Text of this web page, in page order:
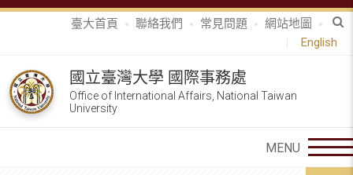
臺大首頁 聯絡我們 常見問題
網站地圖
English
國立臺灣大學 國際事務處
Office of International Affairs, National Taiwan
University